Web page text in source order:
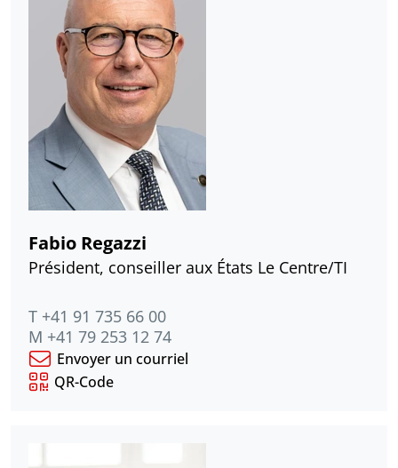
Fabio Regazzi
Président, conseiller aux États Le Centre/TI
T +41 91 735 66 00
M +41 79 253 12 74
Envoyer un courriel
QR-Code